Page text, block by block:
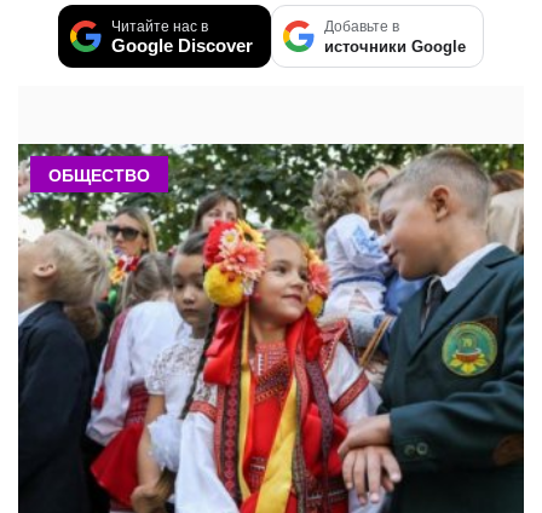
Читайте нас в
Google Discover
Добавьте в
источники Google
ОБЩЕСТВО